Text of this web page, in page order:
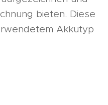
bieten. Diese
Akkutyp